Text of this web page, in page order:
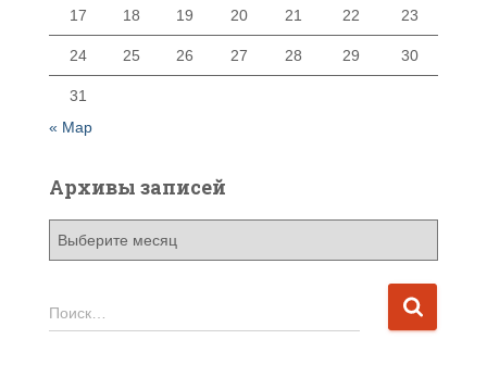
17 18 19 20 21 22 23
24 25 26 27 28 29 30
31
« Мар
Архивы записей
Н
а
Поиск…